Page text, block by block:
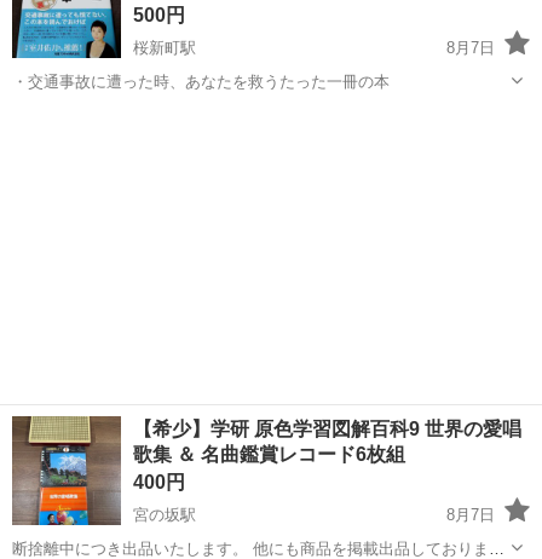
500円
桜新町駅
8月7日
・交通事故に遭った時、あなたを救うたった一冊の本
【希少】学研 原色学習図解百科9 世界の愛唱
歌集 ＆ 名曲鑑賞レコード6枚組
400円
宮の坂駅
8月7日
断捨離中につき出品いたします。 他にも商品を掲載出品しております